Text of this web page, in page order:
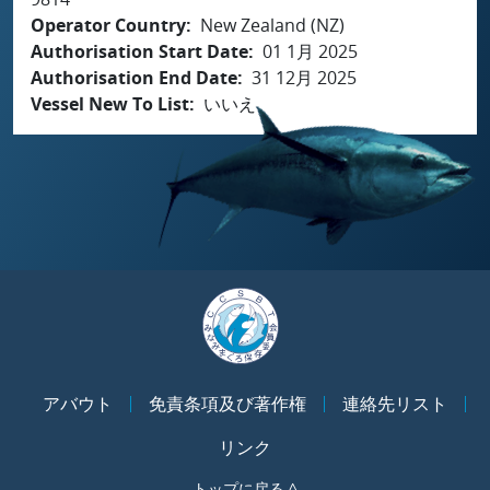
Operator Country
New Zealand (NZ)
Authorisation Start Date 01 1月 2025
Authorisation End Date 31 12月 2025
Vessel New To List
いいえ
アバウト 免責条項及び著作権
連絡先リスト
リンク